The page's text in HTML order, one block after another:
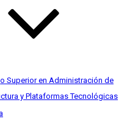
Superior en Administración de
y Plataformas Tecnológicas